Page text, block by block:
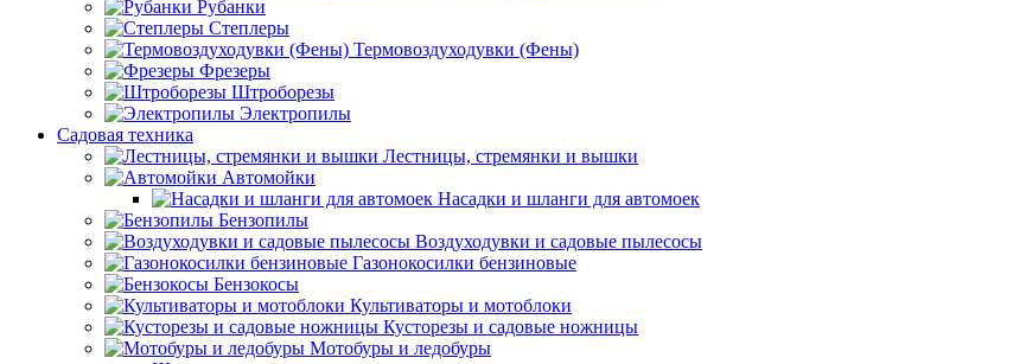
Рубанки
Степлеры
Термовоздуходувки (Фены)
Фрезеры
Штроборезы
Электропилы
Садовая техника
Лестницы, стремянки и вышки
Автомойки
Насадки и шланги для автомоек
Бензопилы
Воздуходувки и садовые пылесосы
Газонокосилки бензиновые
Бензокосы
Культиваторы и мотоблоки
Кусторезы и садовые ножницы
Мотобуры и ледобуры